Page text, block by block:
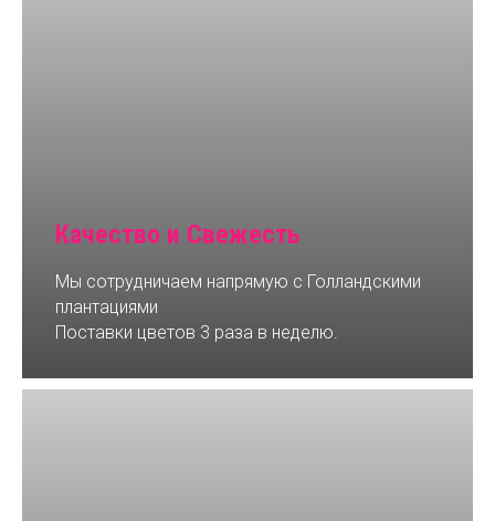
Качество и Свежесть
Мы сотрудничаем напрямую с Голландскими
плантациями
Поставки цветов 3 раза в неделю.